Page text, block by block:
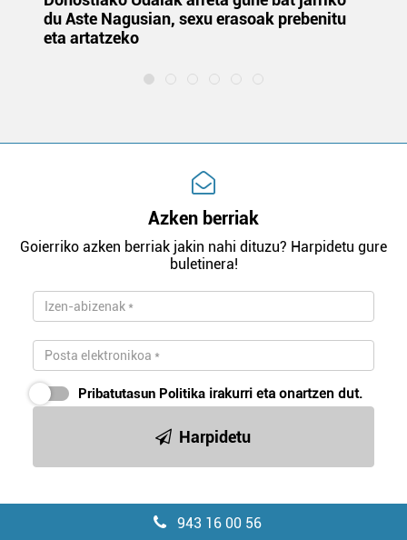
du Aste Nagusian, sexu erasoak prebenitu
eta artatzeko
Azken berriak
Goierriko azken berriak jakin nahi dituzu? Harpidetu gure
buletinera!
Pribatutasun Politika irakurri eta onartzen dut.
Harpidetu
943 16 00 56